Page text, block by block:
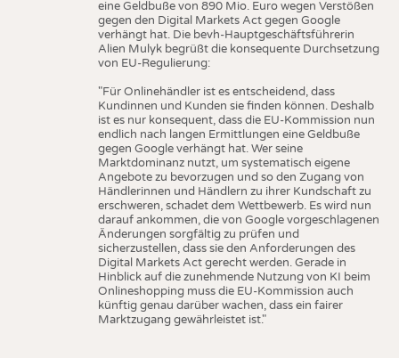
eine Geldbuße von 890 Mio. Euro wegen Verstößen
gegen den Digital Markets Act gegen Google
verhängt hat. Die bevh-Hauptgeschäftsführerin
Alien Mulyk begrüßt die konsequente Durchsetzung
von EU-Regulierung:
"Für Onlinehändler ist es entscheidend, dass
Kundinnen und Kunden sie finden können. Deshalb
ist es nur konsequent, dass die EU-Kommission nun
endlich nach langen Ermittlungen eine Geldbuße
gegen Google verhängt hat. Wer seine
Marktdominanz nutzt, um systematisch eigene
Angebote zu bevorzugen und so den Zugang von
Händlerinnen und Händlern zu ihrer Kundschaft zu
erschweren, schadet dem Wettbewerb. Es wird nun
darauf ankommen, die von Google vorgeschlagenen
Änderungen sorgfältig zu prüfen und
sicherzustellen, dass sie den Anforderungen des
Digital Markets Act gerecht werden. Gerade in
Hinblick auf die zunehmende Nutzung von KI beim
Onlineshopping muss die EU-Kommission auch
künftig genau darüber wachen, dass ein fairer
Marktzugang gewährleistet ist."